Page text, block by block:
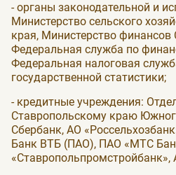
- органы законодательной и
Министерство сельского
края, Министерство финансов
Федеральная служба по
Федеральная налоговая
государственной статистики;
- кредитные учреждения:
Ставропольскому краю
Сбербанк, АО
Банк ВТБ (ПАО), ПАО «МТС